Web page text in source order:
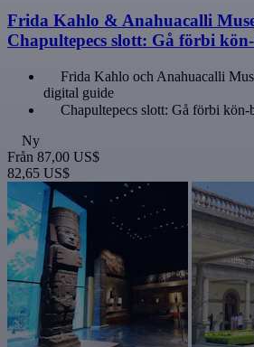
Frida Kahlo & Anahuacalli
Chapultepecs slott: Gå förbi
Frida Kahlo och Anahuacalli
digital guide
Chapultepecs slott: Gå förbi kön-
Ny
Från 87,00 US$
82,65 US$